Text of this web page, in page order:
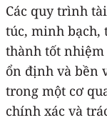
Các quy trình
túc, minh bạch,
thành tốt nhiệm
ổn định và bền
trong một cơ
chính xác và